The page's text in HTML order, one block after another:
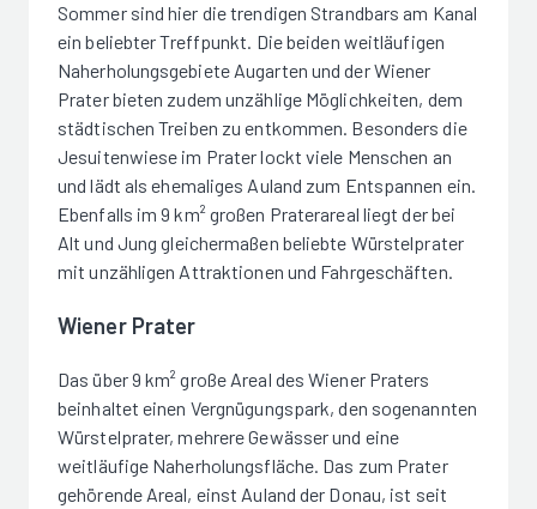
Sommer sind hier die trendigen Strandbars am Kanal
ein beliebter Treffpunkt. Die beiden weitläufigen
Naherholungsgebiete Augarten und der Wiener
Prater bieten zudem unzählige Möglichkeiten, dem
städtischen Treiben zu entkommen. Besonders die
Jesuitenwiese im Prater lockt viele Menschen an
und lädt als ehemaliges Auland zum Entspannen ein.
Ebenfalls im 9 km² großen Praterareal liegt der bei
Alt und Jung gleichermaßen beliebte Würstelprater
mit unzähligen Attraktionen und Fahrgeschäften.
Wiener Prater
Das über 9 km² große Areal des Wiener Praters
beinhaltet einen Vergnügungspark, den sogenannten
Würstelprater, mehrere Gewässer und eine
weitläufige Naherholungsfläche. Das zum Prater
gehörende Areal, einst Auland der Donau, ist seit